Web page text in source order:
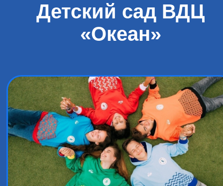
Детский сад ВДЦ
«Океан»